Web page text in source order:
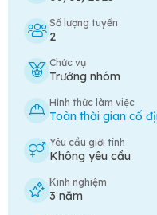
Số lượng tuyển
2
Chức vụ
Trưởng nhóm
Hình thức làm việc
Toàn thời gian cố
Yêu cầu giới tính
Không yêu cầu
Kinh nghiệm
3 năm